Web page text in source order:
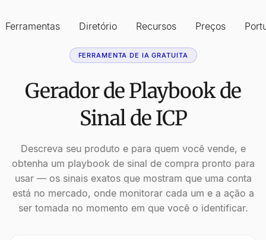
Ferramentas Diretório Recursos Preços
FERRAMENTA DE IA GRATUITA
Gerador de Playbook de
Sinal de ICP
Descreva seu produto e para quem você vende, e
obtenha um playbook de sinal de compra pronto para
usar — os sinais exatos que mostram que uma conta
está no mercado, onde monitorar cada um e a ação a
ser tomada no momento em que você o identificar.